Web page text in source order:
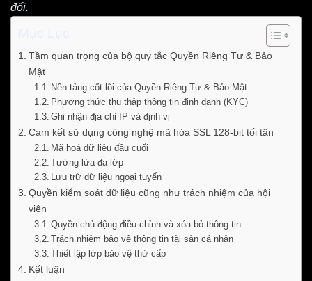
đối.
Mục Lục
Tầm quan trọng của bộ quy tắc Quyền Riêng Tư & Bảo
Mật
Nền tảng cốt lõi của Quyền Riêng Tư & Bảo Mật
Phương thức thu thập thông tin định danh (KYC)
Ghi nhận địa chỉ IP và định vị
Cam kết sử dụng công nghệ mã hóa SSL 128-bit tối tân
Mã hoá dữ liệu đầu cuối
Tường lửa đa lớp
Lưu trữ dữ liệu ngoại tuyến
Quyền kiểm soát dữ liệu cũng như trách nhiệm của hội
viên
Quyền chủ động điều chỉnh và xóa bỏ thông tin
Trách nhiệm bảo vệ thông tin tài sản cá nhân
Thiết lập lớp bảo vệ thứ cấp
Kết luận